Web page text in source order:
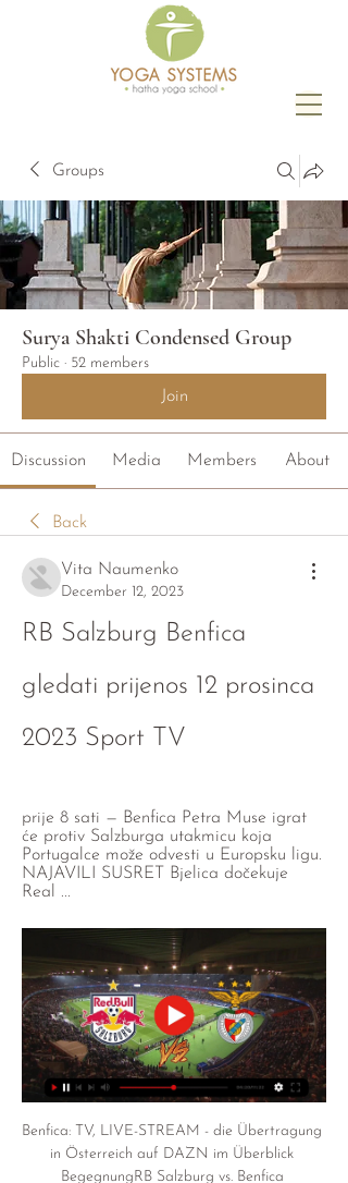
Groups
Surya Shakti Condensed Group
Public · 52 members
Join
Discussion Media Members About
Back
Vita Naumenko
December 12, 2023
RB Salzburg Benfica
gledati prijenos 12 prosinca
2023 Sport TV
prije 8 sati — Benfica Petra Muse igrat
će protiv Salzburga utakmicu koja
Portugalce može odvesti u Europsku ligu.
NAJAVILI SUSRET Bjelica dočekuje
Real ...
Benfica: TV, LIVE-STREAM - die Übertragung
in Österreich auf DAZN im Überblick
BegegnungRB Salzburg vs. Benfica